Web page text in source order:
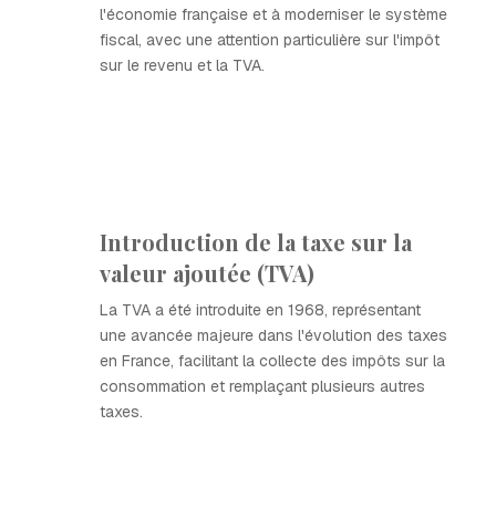
l'économie française et à moderniser le système
fiscal, avec une attention particulière sur l'impôt
sur le revenu et la TVA.
Introduction de la taxe sur la
valeur ajoutée (TVA)
La TVA a été introduite en 1968, représentant
une avancée majeure dans l'évolution des taxes
en France, facilitant la collecte des impôts sur la
consommation et remplaçant plusieurs autres
taxes.